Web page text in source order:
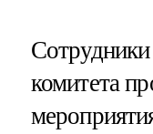
комитета